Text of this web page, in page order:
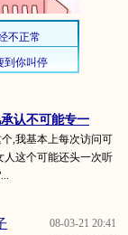
认不可能专一
,我基本上每次访问可
人这个可能还头一次听
08-03-21 20:41